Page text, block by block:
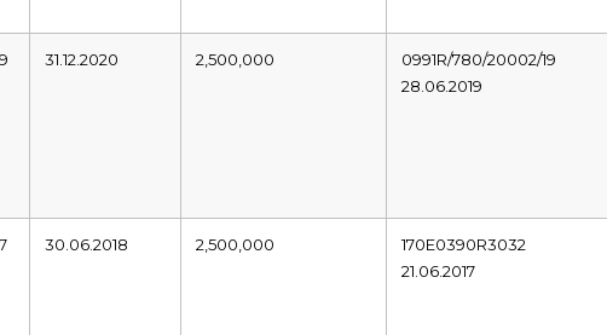
31.12.2020 2,500,000
0991R/780/20002/19
28.06.2019
30.06.2018 2,500,000
170E0390R3032
21.06.2017